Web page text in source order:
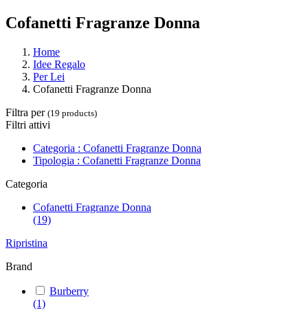
Cofanetti Fragranze Donna
Home
Idee Regalo
Per Lei
Cofanetti Fragranze Donna
Filtra per (19 products)
Filtri attivi
Categoria : Cofanetti Fragranze Donna
Tipologia : Cofanetti Fragranze Donna
Categoria
Cofanetti Fragranze Donna
(19)
Ripristina
Brand
Burberry
(1)